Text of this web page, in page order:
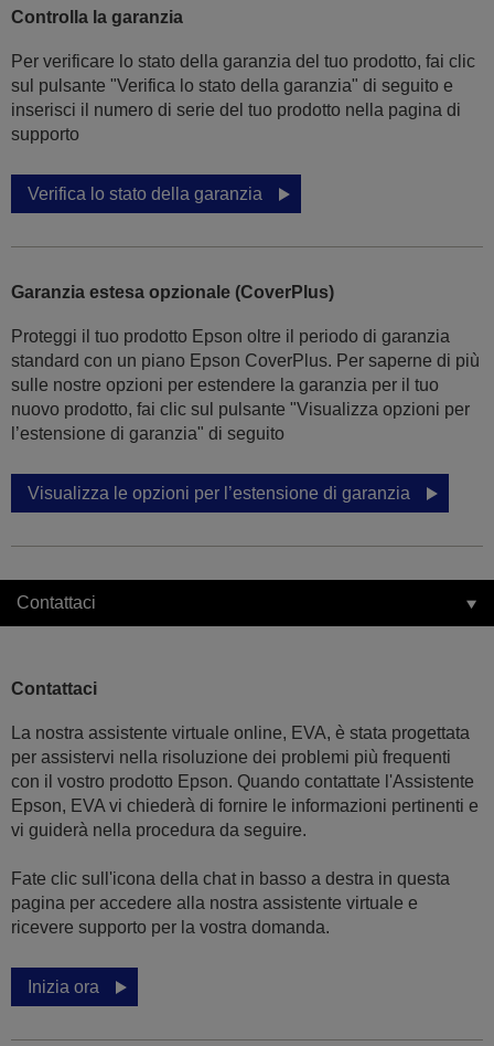
Controlla la garanzia
Per verificare lo stato della garanzia del tuo prodotto, fai clic
sul pulsante "Verifica lo stato della garanzia" di seguito e
inserisci il numero di serie del tuo prodotto nella pagina di
supporto
Verifica lo stato della garanzia
Garanzia estesa opzionale (CoverPlus)
Proteggi il tuo prodotto Epson oltre il periodo di garanzia
standard con un piano Epson CoverPlus. Per saperne di più
sulle nostre opzioni per estendere la garanzia per il tuo
nuovo prodotto, fai clic sul pulsante "Visualizza opzioni per
l’estensione di garanzia" di seguito
Visualizza le opzioni per l’estensione di garanzia
Contattaci
Contattaci
La nostra assistente virtuale online, EVA, è stata progettata
per assistervi nella risoluzione dei problemi più frequenti
con il vostro prodotto Epson. Quando contattate l'Assistente
Epson, EVA vi chiederà di fornire le informazioni pertinenti e
vi guiderà nella procedura da seguire.
Fate clic sull'icona della chat in basso a destra in questa
pagina per accedere alla nostra assistente virtuale e
ricevere supporto per la vostra domanda.
Inizia ora